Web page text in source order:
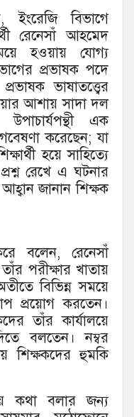
ইংরেজি বিভাগে
রেনেসাঁ আহমেদ
হওয়ায় যোগ্য
প্রভাষক পদে
ভাষাতত্ত্বের
আশায় সাদা দল
উপাচার্যপন্থী এক
গবেষণা করেছেন; যা
হয়ে সাহিত্যে
রেখে এ ঘটনার
জানান শিক্ষক
বলেন, রেনেসাঁ
পরীক্ষার খাতায়
বিভিন্ন সময়ে
প্রয়োগ করতেন।
তাঁর কার্যালয়ে
বলতেন। নম্বর
শিক্ষকদের হুমকি
কথা বলার জন্য